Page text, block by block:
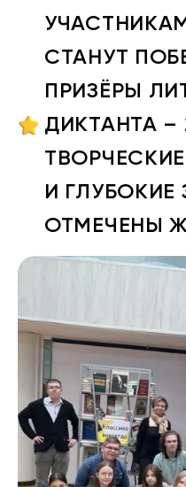
СТАНУТ
ПРИЗЁРЫ
ДИКТАНТА –
И ГЛУБОКИЕ
ОТМЕЧЕНЫ